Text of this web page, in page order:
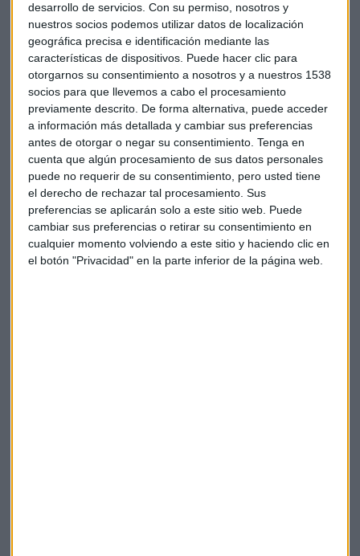
desarrollo de servicios. Con su permiso, nosotros y
nuestros socios podemos utilizar datos de localización
geográfica precisa e identificación mediante las
características de dispositivos. Puede hacer clic para
otorgarnos su consentimiento a nosotros y a nuestros 1538
socios para que llevemos a cabo el procesamiento
previamente descrito. De forma alternativa, puede acceder
a información más detallada y cambiar sus preferencias
antes de otorgar o negar su consentimiento. Tenga en
cuenta que algún procesamiento de sus datos personales
puede no requerir de su consentimiento, pero usted tiene
el derecho de rechazar tal procesamiento. Sus
preferencias se aplicarán solo a este sitio web. Puede
cambiar sus preferencias o retirar su consentimiento en
cualquier momento volviendo a este sitio y haciendo clic en
el botón "Privacidad" en la parte inferior de la página web.
Son 4 lagos consecutivos, aunquehay que cruzar un par
de puentes regulados por semáforos
(aquí los
conductores son realmente civilizados e incluso te dejarán
pasar si pueden), merece la pena disfrutar el trazado.
Distancia: 6,3 kilómetros aproximadamente.Circuito
circular, plano, mayormente por tierra y algo de asfalto.
Bien iluminado.